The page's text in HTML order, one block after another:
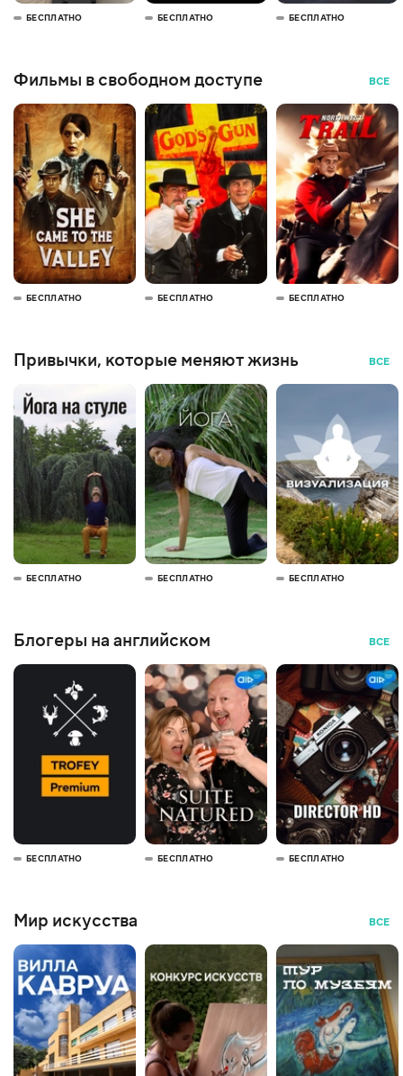
БЕСПЛАТНО БЕСПЛАТНО БЕСПЛАТНО
Фильмы в свободном доступе ВСЕ
БЕСПЛАТНО БЕСПЛАТНО БЕСПЛАТНО
Привычки, которые меняют жизнь ВСЕ
БЕСПЛАТНО БЕСПЛАТНО БЕСПЛАТНО
Блогеры на английском ВСЕ
БЕСПЛАТНО БЕСПЛАТНО БЕСПЛАТНО
Мир искусства ВСЕ